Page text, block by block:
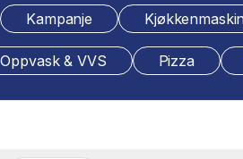
Kampanje
Oppvask & VVS Pizza